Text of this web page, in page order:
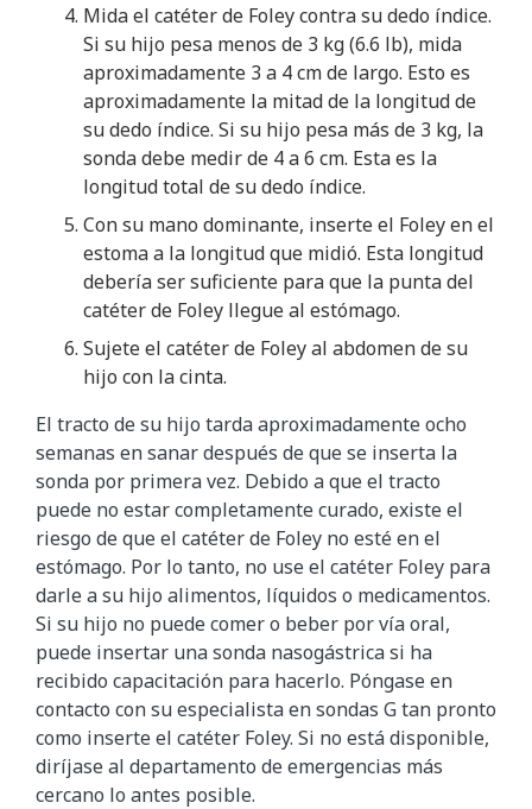
Mida el catéter de Foley contra su dedo índice.
Si su hijo pesa menos de 3 kg (6.6 lb), mida
aproximadamente 3 a 4 cm de largo. Esto es
aproximadamente la mitad de la longitud de
su dedo índice. Si su hijo pesa más de 3 kg, la
sonda debe medir de 4 a 6 cm. Esta es la
longitud total de su dedo índice.
Con su mano dominante, inserte el Foley en el
estoma a la longitud que midió. Esta longitud
debería ser suficiente para que la punta del
catéter de Foley llegue al estómago.
Sujete el catéter de Foley al abdomen de su
hijo con la cinta.
El tracto de su hijo tarda aproximadamente ocho
semanas en sanar después de que se inserta la
sonda por primera vez. Debido a que el tracto
puede no estar completamente curado, existe el
riesgo de que el catéter de Foley no esté en el
estómago. Por lo tanto, no use el catéter Foley para
darle a su hijo alimentos, líquidos o medicamentos.
Si su hijo no puede comer o beber por vía oral,
puede insertar una sonda nasogástrica si ha
recibido capacitación para hacerlo. Póngase en
contacto con su especialista en sondas G tan pronto
como inserte el catéter Foley. Si no está disponible,
diríjase al departamento de emergencias más
cercano lo antes posible.